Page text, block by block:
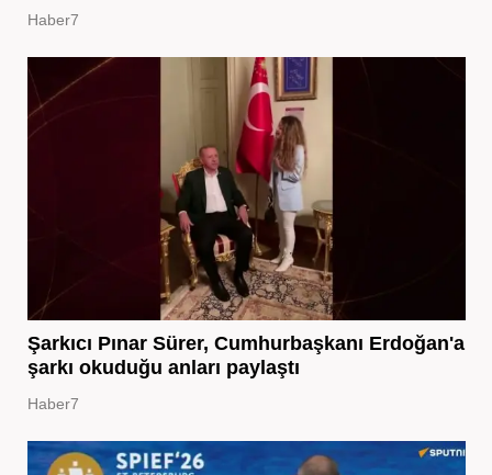
Haber7
Şarkıcı Pınar Sürer, Cumhurbaşkanı Erdoğan'a
şarkı okuduğu anları paylaştı
Haber7